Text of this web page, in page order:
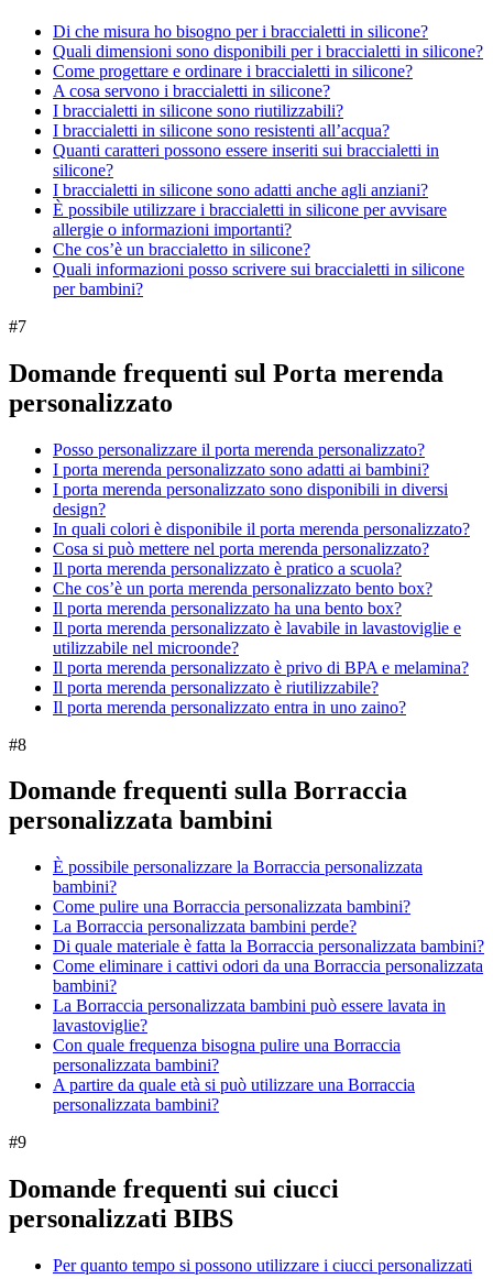
Di che misura ho bisogno per i braccialetti in silicone?
Quali dimensioni sono disponibili per i braccialetti in silicone?
Come progettare e ordinare i braccialetti in silicone?
A cosa servono i braccialetti in silicone?
I braccialetti in silicone sono riutilizzabili?
I braccialetti in silicone sono resistenti all’acqua?
Quanti caratteri possono essere inseriti sui braccialetti in
silicone?
I braccialetti in silicone sono adatti anche agli anziani?
È possibile utilizzare i braccialetti in silicone per avvisare
allergie o informazioni importanti?
Che cos’è un braccialetto in silicone?
Quali informazioni posso scrivere sui braccialetti in silicone
per bambini?
#7
Domande frequenti sul Porta merenda
personalizzato
Posso personalizzare il porta merenda personalizzato?
I porta merenda personalizzato sono adatti ai bambini?
I porta merenda personalizzato sono disponibili in diversi
design?
In quali colori è disponibile il porta merenda personalizzato?
Cosa si può mettere nel porta merenda personalizzato?
Il porta merenda personalizzato è pratico a scuola?
Che cos’è un porta merenda personalizzato bento box?
Il porta merenda personalizzato ha una bento box?
Il porta merenda personalizzato è lavabile in lavastoviglie e
utilizzabile nel microonde?
Il porta merenda personalizzato è privo di BPA e melamina?
Il porta merenda personalizzato è riutilizzabile?
Il porta merenda personalizzato entra in uno zaino?
#8
Domande frequenti sulla Borraccia
personalizzata bambini
È possibile personalizzare la Borraccia personalizzata
bambini?
Come pulire una Borraccia personalizzata bambini?
La Borraccia personalizzata bambini perde?
Di quale materiale è fatta la Borraccia personalizzata bambini?
Come eliminare i cattivi odori da una Borraccia personalizzata
bambini?
La Borraccia personalizzata bambini può essere lavata in
lavastoviglie?
Con quale frequenza bisogna pulire una Borraccia
personalizzata bambini?
A partire da quale età si può utilizzare una Borraccia
personalizzata bambini?
#9
Domande frequenti sui ciucci
personalizzati BIBS
Per quanto tempo si possono utilizzare i ciucci personalizzati